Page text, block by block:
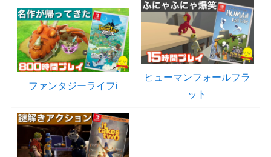
ファンタジーライフi
ヒューマンフォールフラ
ット